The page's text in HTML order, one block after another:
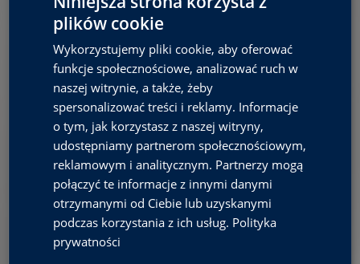
plików cookie
Wykorzystujemy pliki cookie, aby oferować
funkcje społecznościowe, analizować ruch w
naszej witrynie, a także, żeby
spersonalizować treści i reklamy. Informacje
o tym, jak korzystasz z naszej witryny,
udostępniamy partnerom społecznościowym,
reklamowym i analitycznym. Partnerzy mogą
połączyć te informacje z innymi danymi
otrzymanymi od Ciebie lub uzyskanymi
podczas korzystania z ich usług. Polityka
prywatności